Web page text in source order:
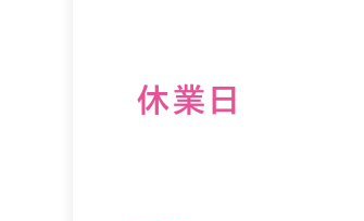
休業⽇